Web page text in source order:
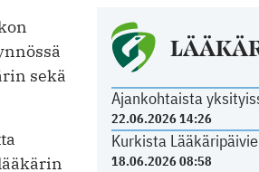
Ajankohtaista
22.06.2026 14:26
Kurkista
18.06.2026 08:58
sekä